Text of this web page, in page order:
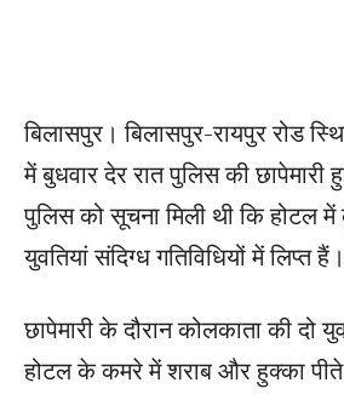
बिलासपुर। बिलासपुर-रायपुर रोड
में बुधवार देर रात पुलिस की छापेमारी
पुलिस को सूचना मिली थी कि होटल
युवतियां संदिग्ध गतिविधियों में लिप्त हैं।
छापेमारी के दौरान कोलकाता की दो
होटल के कमरे में शराब और हुक्का